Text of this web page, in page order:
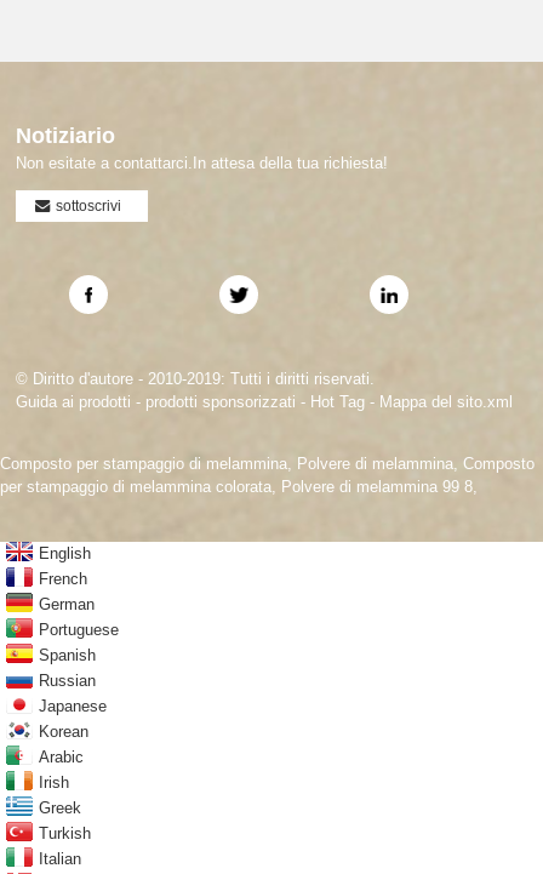
Notiziario
Non esitate a contattarci.In attesa della tua richiesta!
sottoscrivi
© Diritto d'autore - 2010-2019: Tutti i diritti riservati.
Guida ai prodotti - prodotti sponsorizzati - Hot Tag - Mappa del sito.xml
Composto per stampaggio di melammina Polvere di melammina Composto
per stampaggio di melammina colorata Polvere di melammina 99 8
English
French
German
Portuguese
Spanish
Russian
Japanese
Korean
Arabic
Irish
Greek
Turkish
Italian